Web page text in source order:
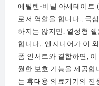
에틸렌-비닐 아세테이트
로저 역할을 합니다., 극
하지는 않지만. 열성형
합니다.. 엔지니어가 이
폼 인서트와 결합하면,
월한 보호 기능을 제공합
는 휴대용 의료기기의 진